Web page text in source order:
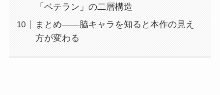
「ベテラン」の二層構造
まとめ——脇キャラを知ると本作の見え
方が変わる